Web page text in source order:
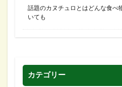
話題のカヌチュロとはどんな食べ
いても
カテゴリー